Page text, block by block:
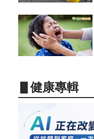
▋健康專輯